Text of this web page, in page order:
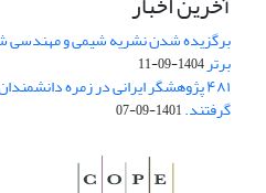
برگزیده شدن نشریه شیمی و مهندسی
برتر1404-09-11
۴۸۱ پژوهشگر ایرانی در زمره
گرفتند.1401-09-07